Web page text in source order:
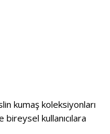
kumaş koleksiyonları
kullanıcılara